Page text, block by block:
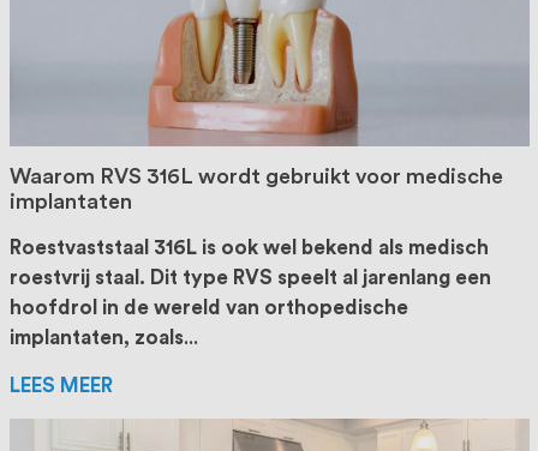
Waarom RVS 316L wordt gebruikt voor medische
implantaten
Roestvaststaal 316L is ook wel bekend als medisch
roestvrij staal. Dit type RVS speelt al jarenlang een
hoofdrol in de wereld van orthopedische
implantaten, zoals...
LEES MEER